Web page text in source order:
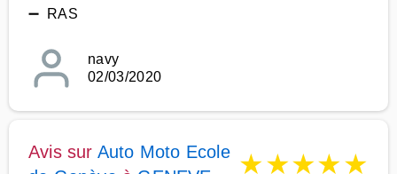
➖ RAS
navy
02/03/2020
Avis sur Auto Moto Ecole ★★★★★